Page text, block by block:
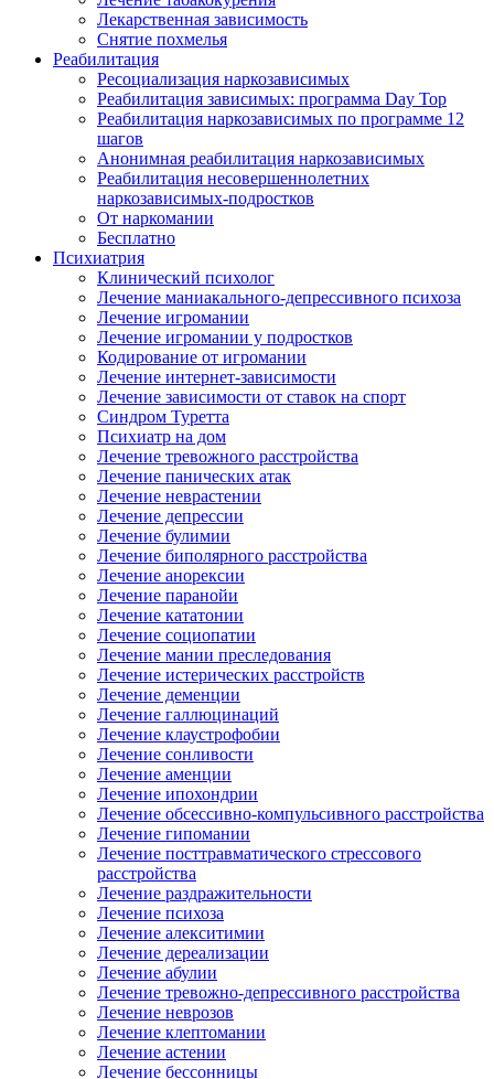
Лекарственная зависимость
Снятие похмелья
Реабилитация
Ресоциализация наркозависимых
Реабилитация зависимых: программа Day Top
Реабилитация наркозависимых по программе 12
шагов
Анонимная реабилитация наркозависимых
Реабилитация несовершеннолетних
наркозависимых-подростков
От наркомании
Бесплатно
Психиатрия
Клинический психолог
Лечение маниакального-депрессивного психоза
Лечение игромании
Лечение игромании у подростков
Кодирование от игромании
Лечение интернет-зависимости
Лечение зависимости от ставок на спорт
Синдром Туретта
Психиатр на дом
Лечение тревожного расстройства
Лечение панических атак
Лечение неврастении
Лечение депрессии
Лечение булимии
Лечение биполярного расстройства
Лечение анорексии
Лечение паранойи
Лечение кататонии
Лечение социопатии
Лечение мании преследования
Лечение истерических расстройств
Лечение деменции
Лечение галлюцинаций
Лечение клаустрофобии
Лечение сонливости
Лечение аменции
Лечение ипохондрии
Лечение обсессивно-компульсивного расстройства
Лечение гипомании
Лечение посттравматического стрессового
расстройства
Лечение раздражительности
Лечение психоза
Лечение алекситимии
Лечение дереализации
Лечение абулии
Лечение тревожно-депрессивного расстройства
Лечение неврозов
Лечение клептомании
Лечение астении
Лечение бессонницы